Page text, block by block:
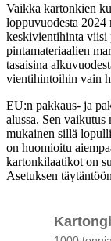
Vaikka kartonkien
loppuvuodesta 2024
keskivientihinta viisi
pintamateriaalien
tasaisina
vientihintoihin vain
EU:n pakkaus- ja
alussa. Sen
mukainen sillä
on huomioitu
kartonkilaatikot on
Asetuksen